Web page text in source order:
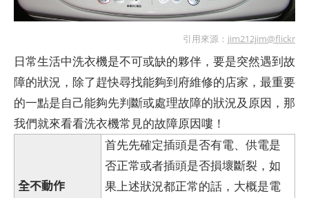
引用來源： jim212jim@flickr
日常生活中洗衣機是不可或缺的夥伴，要是突然遇到故
障的狀況，除了趕快尋找能夠到府維修的店家，最重要
的一點是自己能夠先判斷或處理故障的狀況及原因，那
我們就來看看洗衣機常見的故障原因嘍！
全不動作
首先先確定插頭是否有電、供電是
否正常或者插頭是否損壞斷裂，如
果上述狀況都正常的話，大概是電